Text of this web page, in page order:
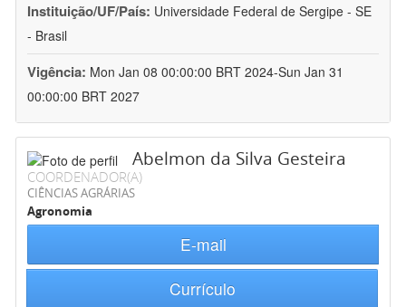
Instituição/UF/País: Universidade Federal de Sergipe - SE
- Brasil
Vigência: Mon Jan 08 00:00:00 BRT 2024-Sun Jan 31
00:00:00 BRT 2027
Abelmon da Silva Gesteira
COORDENADOR(A)
CIÊNCIAS AGRÁRIAS
Agronomia
E-mail
Currículo